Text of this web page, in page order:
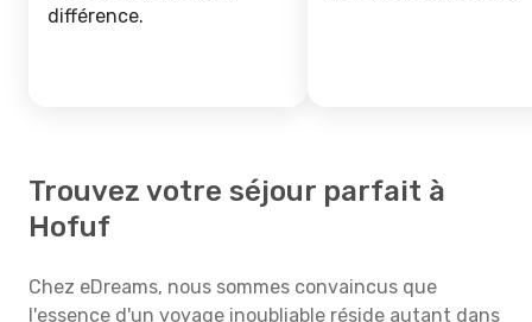
différence.
Trouvez votre séjour parfait à
Hofuf
Chez eDreams, nous sommes convaincus que
l'essence d'un voyage inoubliable réside autant dans